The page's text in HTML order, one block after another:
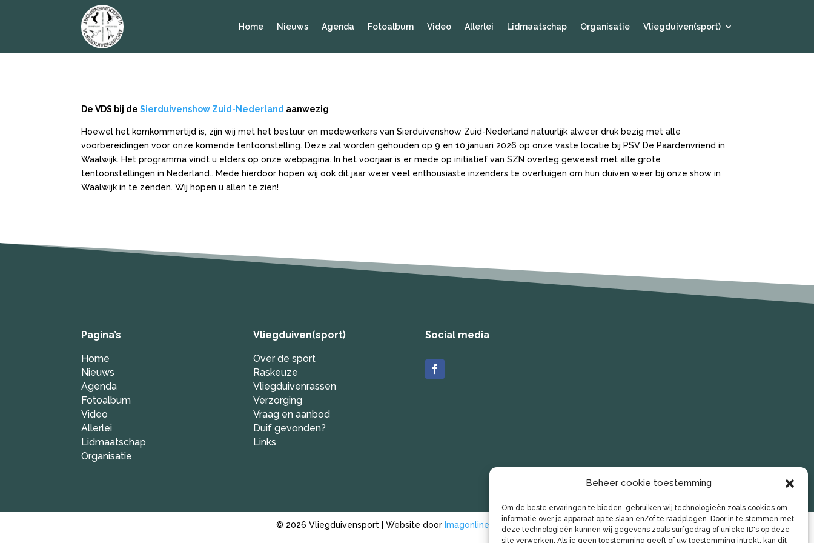
Beheer cookie toestemming
Om de beste ervaringen te bieden, gebruiken wij technologieën zoals cookies om
informatie over je apparaat op te slaan en/of te raadplegen. Door in te stemmen met
deze technologieën kunnen wij gegevens zoals surfgedrag of unieke ID's op deze
site verwerken. Als je geen toestemming geeft of uw toestemming intrekt, kan dit
Home Nieuws Agenda Fotoalbum Video Allerlei Lidmaatschap Organisatie Vliegduiven(sport)
De VDS bij deSierduivenshow Zuid-Nederland aanwezig
Hoewel het komkommertijd is, zijn wij met het bestuur en medewerkers van Sierduivenshow Zuid-Nederland natuurlijk alweer druk bezig met alle
voorbereidingen voor onze komende tentoonstelling. Deze zal worden gehouden op 9 en 10 januari 2026 op onze vaste locatie bij PSV De Paardenvriend in
Waalwijk. Het programma vindt u elders op onze webpagina. In het voorjaar is er mede op initiatief van SZN overleg geweest met alle grote
tentoonstellingen in Nederland.. Mede hierdoor hopen wij ook dit jaar weer veel enthousiaste inzenders te overtuigen om hun duiven weer bij onze show in
Waalwijk in te zenden. Wij hopen u allen te zien!
Pagina’s
Home
Nieuws
Agenda
Fotoalbum
Video
Allerlei
Lidmaatschap
Organisatie
Vliegduiven(sport)
Over de sport
Raskeuze
Vliegduivenrassen
Verzorging
Vraag en aanbod
Duif gevonden?
Links
Social media
© 2026 Vliegduivensport | Website door Imagonline Disclaimer